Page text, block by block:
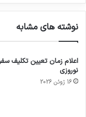
نوشته های مشابه
اعلام زمان تعیین تکلیف
نوروزی
16 ژوئن 2026